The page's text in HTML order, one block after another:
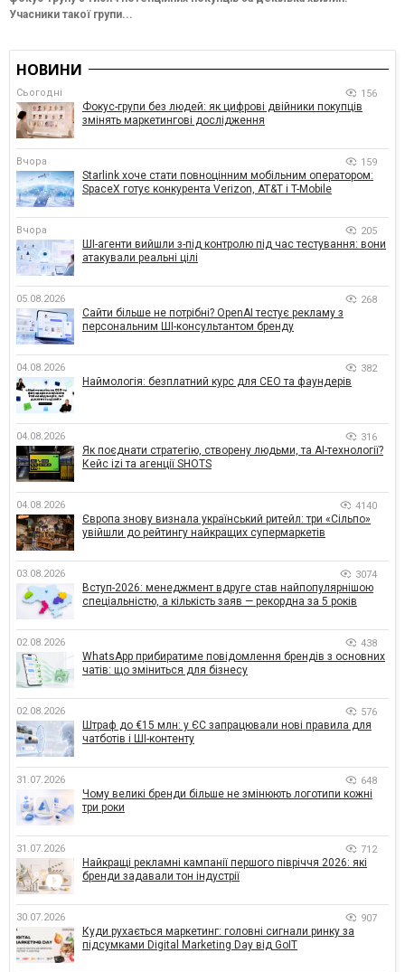
Учасники такої групи...
НОВИНИ
Сьогодні 156
Фокус-групи без людей: як цифрові двійники покупців
змінять маркетингові дослідження
Вчора 159
Starlink хоче стати повноцінним мобільним оператором:
SpaceX готує конкурента Verizon, AT&T і T-Mobile
Вчора 205
ШІ-агенти вийшли з-під контролю під час тестування: вони
атакували реальні цілі
05.08.2026 268
Сайти більше не потрібні? OpenAI тестує рекламу з
персональним ШІ-консультантом бренду
04.08.2026 382
Наймологія: безплатний курс для CEO та фаундерів
04.08.2026 316
Як поєднати стратегію, створену людьми, та AI-технології?
Кейс izi та агенції SHOTS
04.08.2026 4140
Європа знову визнала український ритейл: три «Сільпо»
увійшли до рейтингу найкращих супермаркетів
03.08.2026 3074
Вступ-2026: менеджмент вдруге став найпопулярнішою
спеціальністю, а кількість заяв — рекордна за 5 років
02.08.2026 438
WhatsApp прибиратиме повідомлення брендів з основних
чатів: що зміниться для бізнесу
02.08.2026 576
Штраф до €15 млн: у ЄС запрацювали нові правила для
чатботів і ШІ-контенту
31.07.2026 648
Чому великі бренди більше не змінюють логотипи кожні
три роки
31.07.2026 712
Найкращі рекламні кампанії першого півріччя 2026: які
бренди задавали тон індустрії
30.07.2026 907
Куди рухається маркетинг: головні сигнали ринку за
підсумками Digital Marketing Day від GoIT